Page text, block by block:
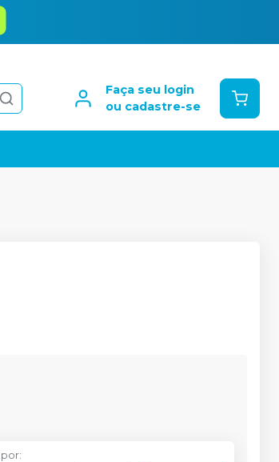
Faça seu login
ou cadastre-se
por: